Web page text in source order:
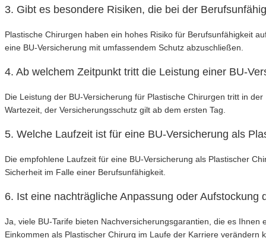
3. Gibt es besondere Risiken, die bei der
Plastische Chirurgen haben ein hohes Risiko für Berufsunfähigkeit
eine BU-Versicherung mit umfassendem Schutz abzuschließen.
4. Ab welchem Zeitpunkt tritt die Leistung einer BU-
Die Leistung der BU-Versicherung für Plastische Chirurgen tritt in
Wartezeit, der Versicherungsschutz gilt ab dem ersten Tag.
5. Welche Laufzeit ist für eine BU-Versicherung als
Die empfohlene Laufzeit für eine BU-Versicherung als Plastischer
Sicherheit im Falle einer Berufsunfähigkeit.
6. Ist eine nachträgliche Anpassung oder
Ja, viele BU-Tarife bieten Nachversicherungsgarantien, die es
Einkommen als Plastischer Chirurg im Laufe der Karriere verändern